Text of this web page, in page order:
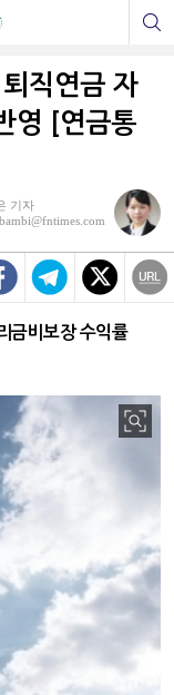
직연금 자
영 [연금통
기자
금비보장 수익률